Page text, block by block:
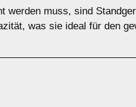
werden muss, sind
was sie ideal für den